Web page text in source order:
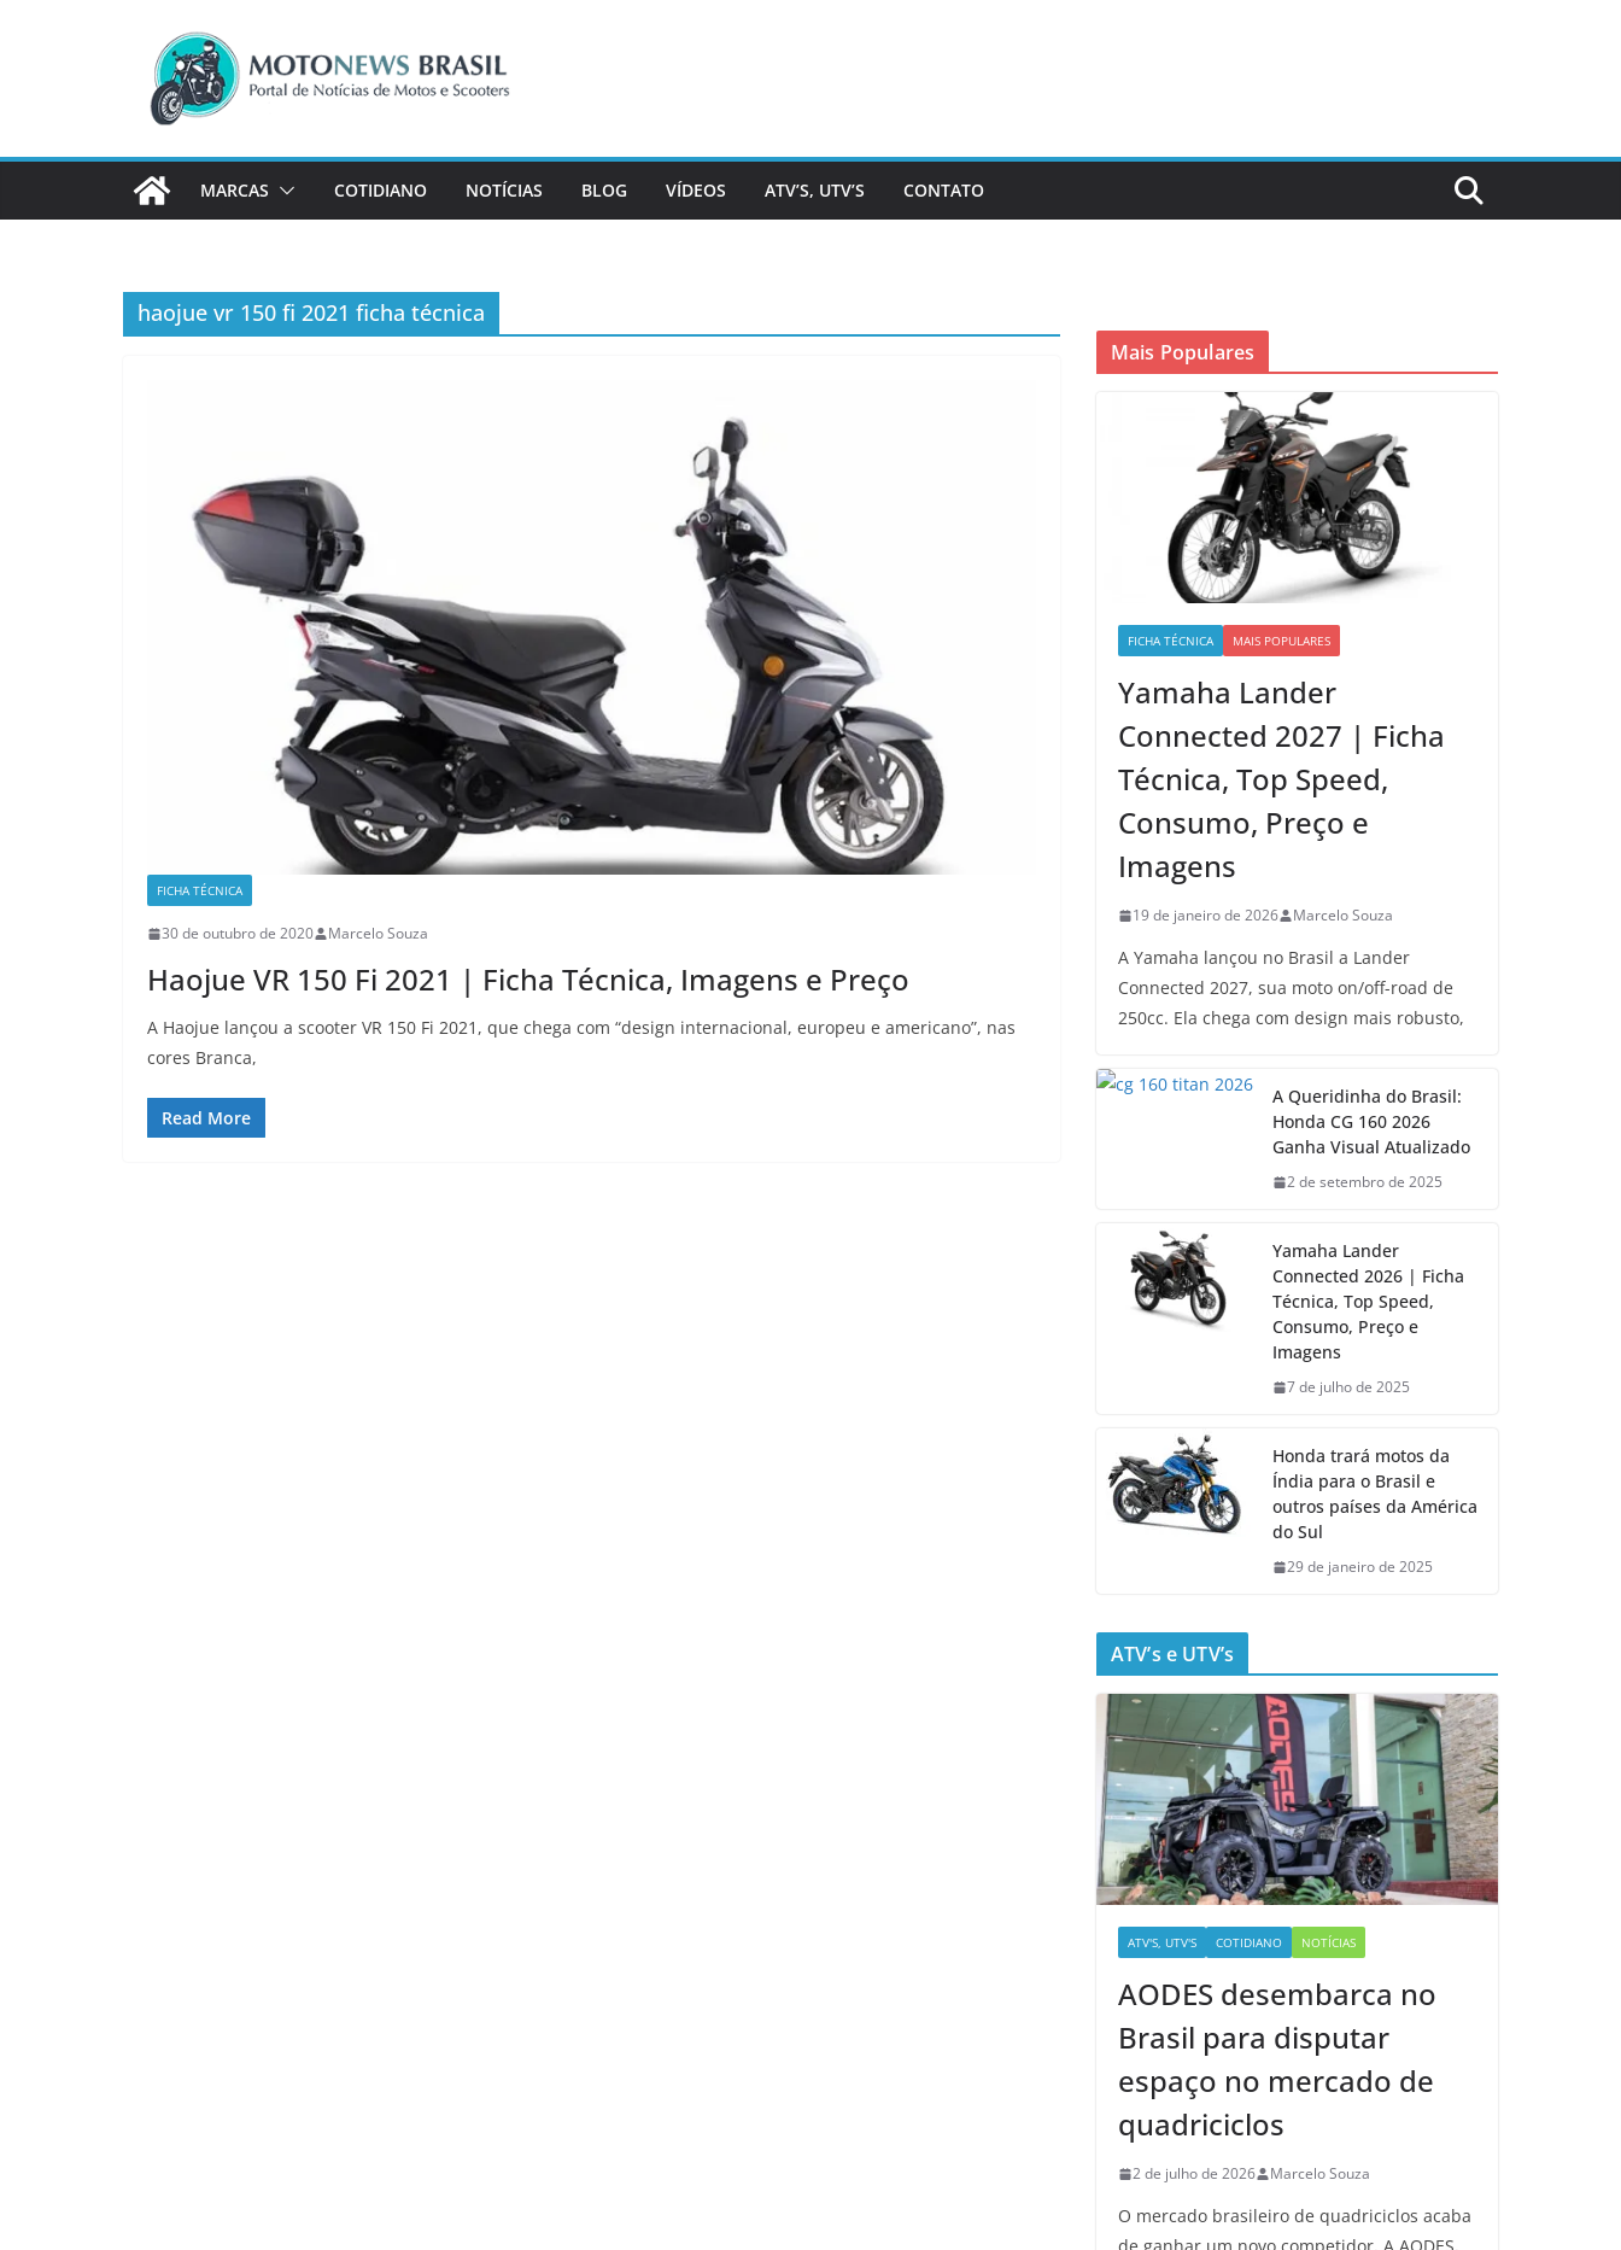
MARCAS COTIDIANO NOTÍCIAS BLOG VÍDEOS ATV’S, UTV’S CONTATO
haojue vr 150 fi 2021 ficha técnica
FICHA TÉCNICA
30 de outubro de 2020 Marcelo Souza
Haojue VR 150 Fi 2021 | Ficha Técnica, Imagens e Preço
A Haojue lançou a scooter VR 150 Fi 2021, que chega com “design internacional, europeu e americano”, nas
cores Branca,
Read More
Mais Populares
FICHA TÉCNICA MAIS POPULARES
Yamaha Lander
Connected 2027 | Ficha
Técnica, Top Speed,
Consumo, Preço e
Imagens
19 de janeiro de 2026 Marcelo Souza
A Yamaha lançou no Brasil a Lander
Connected 2027, sua moto on/off-road de
250cc. Ela chega com design mais robusto,
A Queridinha do Brasil:
Honda CG 160 2026
Ganha Visual Atualizado
2 de setembro de 2025
Yamaha Lander
Connected 2026 | Ficha
Técnica, Top Speed,
Consumo, Preço e
Imagens
7 de julho de 2025
Honda trará motos da
Índia para o Brasil e
outros países da América
do Sul
29 de janeiro de 2025
ATV’s e UTV’s
ATV'S, UTV'S COTIDIANO NOTÍCIAS
AODES desembarca no
Brasil para disputar
espaço no mercado de
quadriciclos
2 de julho de 2026 Marcelo Souza
O mercado brasileiro de quadriciclos acaba